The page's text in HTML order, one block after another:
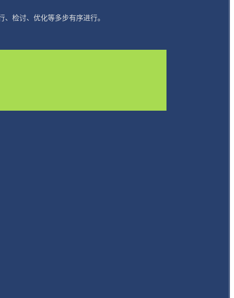
检讨、优化等多步有序进行。